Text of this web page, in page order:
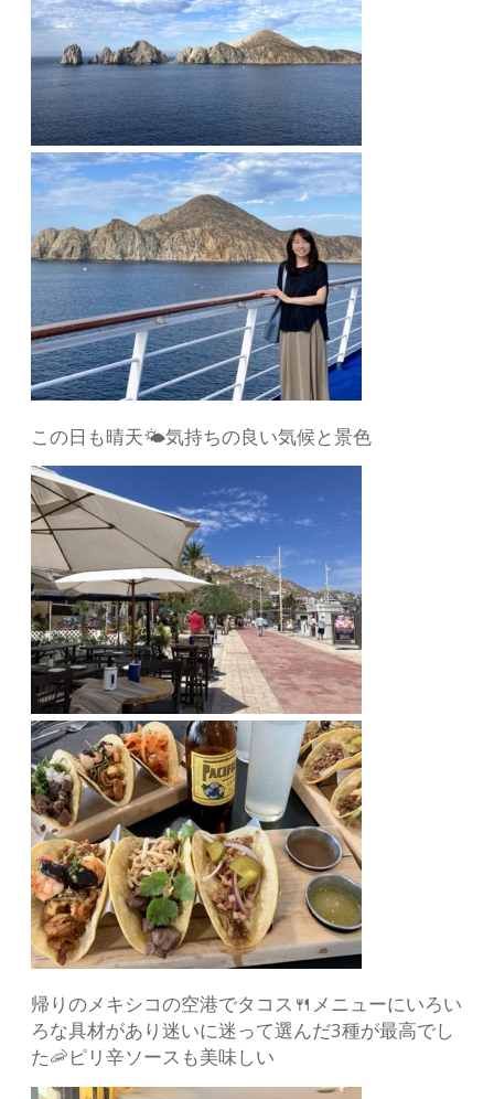
この日も晴天🌤気持ちの良い気候と景色
帰りのメキシコの空港でタコス🍴メニューにいろい
ろな具材があり迷いに迷って選んだ3種が最高でし
た🦐ピリ辛ソースも美味しい